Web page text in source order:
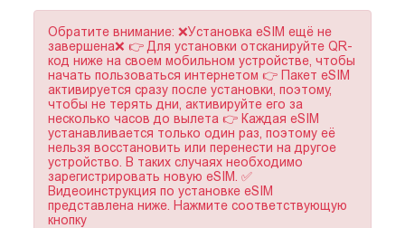
Обратите внимание: ❌Установка eSIM ещё не
завершена❌ 👉 Для установки отсканируйте QR-
код ниже на своем мобильном устройстве, чтобы
начать пользоваться интернетом 👉 Пакет eSIM
активируется сразу после установки, поэтому,
чтобы не терять дни, активируйте его за
несколько часов до вылета 👉 Каждая eSIM
устанавливается только один раз, поэтому её
нельзя восстановить или перенести на другое
устройство. В таких случаях необходимо
зарегистрировать новую eSIM. ✅
Видеоинструкция по установке eSIM
представлена ниже. Нажмите соответствующую
кнопку